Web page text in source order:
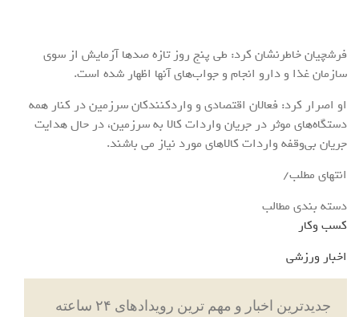
فرشچیان خاطرنشان کرد: طی پنج روز تازه صدها آزمایش از سوی
سازمان غذا و دارو انجام و جواب‌های آنها اظهار شده است.
او اصرار کرد: فعالان اقتصادی و واردکنندکان سرزمین در کنار همه
دستگاه‌های موثر در جریان واردات کالا به سرزمین، در حال هدایت
جریان بی‌وقفه واردات کالاهای مورد نیاز می باشند.
انتهای مطلب/
دسته بندی مطالب
کسب وکار
اخبار ورزشی
جدیدترین اخبار و مهم ترین رویدادهای ۲۴ ساعته